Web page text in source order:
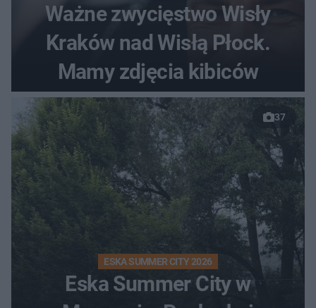
Ważne zwycięstwo Wisły
Kraków nad Wisłą Płock.
Mamy zdjęcia kibiców
37
ESKA SUMMER CITY 2026
Eska Summer City w